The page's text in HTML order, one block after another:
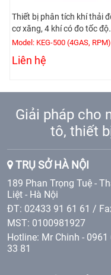
Thiết bị phân tích khí thải
cơ xăng, 4 khí có đo tốc độ
động cơ
Model: KEG-500 (4GAS, RPM)
Liên hệ
Giải pháp cho
tô, thiết
TRỤ SỞ HÀ NỘI
189 Phan Trọng Tuệ -
Liệt - Hà Nội
ĐT: 02433 91 61 61 /
MST: 0100981927
Hotline: Mr Chinh - 0961
33 81